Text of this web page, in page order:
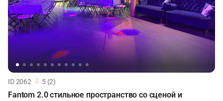
ID 2062 5 (2)
Fantom 2.0 стильное пространство со сценой и